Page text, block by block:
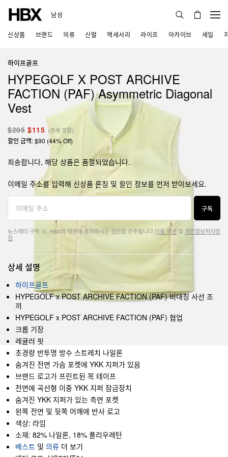
남성
신상품 브랜드 의류 신발 액세서리 라이프 아카이브 세일
하이프골프
HYPEGOLF X POST ARCHIVE
FACTION (PAF) Asymmetric Diagonal
Vest
$205 $115 (관세 포함)
할인 금액: $90 (44% Off)
죄송합니다, 해당 상품은 품절되었습니다.
이메일 주소를 입력해 신상품 론칭 및 할인 정보를 먼저 받아보세요.
구독
뉴스레터 구독 시, HBX의 약관에 동의하시는 것으로 간주됩니다. 이용 약관 및 개인정보처리방
침
상세 설명
하이프골프
HYPEGOLF x POST ARCHIVE FACTION (PAF) 비대칭 사선 조
끼
HYPEGOLF x POST ARCHIVE FACTION (PAF) 협업
크롭 기장
레귤러 핏
초경량 반투명 방수 스트레치 나일론
숨겨진 전면 가슴 포켓에 YKK 지퍼가 있음
브랜드 로고가 프린트된 목 테이프
전면에 곡선형 이중 YKK 지퍼 잠금장치
숨겨진 YKK 지퍼가 있는 측면 포켓
왼쪽 전면 및 뒷쪽 어깨에 반사 로고
색상: 라임
소재: 82% 나일론, 18% 폴리우레탄
베스트 및 의류 더 보기